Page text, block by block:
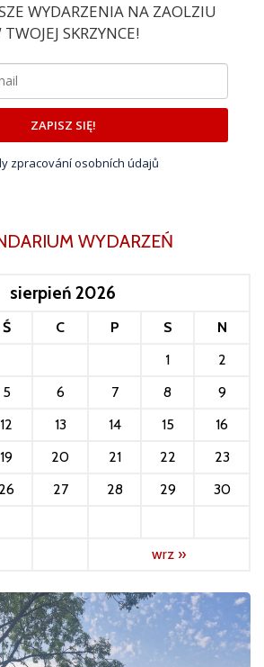
WYDARZENIA NA ZAOLZIU
TWOJEJ SKRZYNCE!
ZAPISZ SIĘ!
zpracování osobních údajů
WYDARZEŃ
sierpień 2026
Ś C P S
N
1
2
5 6 7 8
9
12 13 14 15
16
19 20 21 22
23
26 27 28 29
30
wrz »